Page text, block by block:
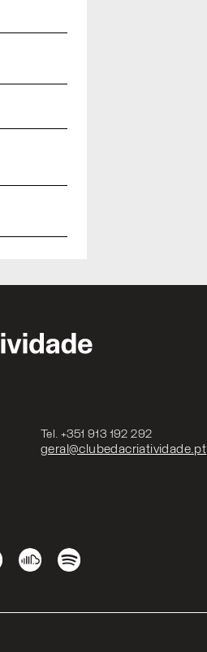
Tel. +351 913 192 292
geral@clubedacriatividade.pt